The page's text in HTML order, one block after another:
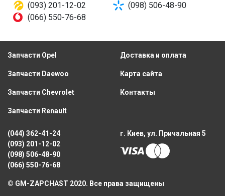
(093) 201-12-02
(098) 506-48-90
(066) 550-76-68
Запчасти Opel
Запчасти Daewoo
Запчасти Chevrolet
Запчасти Renault
Доставка и оплата
Карта сайта
Контакты
(044) 362-41-24
(093) 201-12-02
(098) 506-48-90
(066) 550-76-68
г. Киев, ул. Причальная 5
© GM-ZAPCHAST 2020. Все права защищены